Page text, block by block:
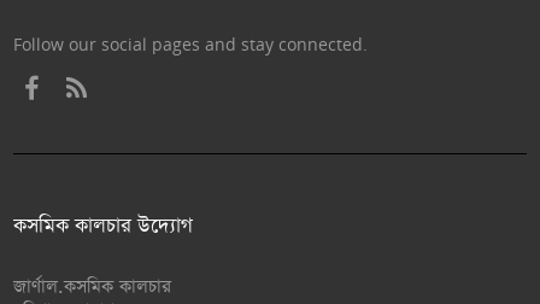
Follow our social pages and stay connected.
কসমিক কালচার উদ্যোগ
জার্ণাল.কসমিক কালচার